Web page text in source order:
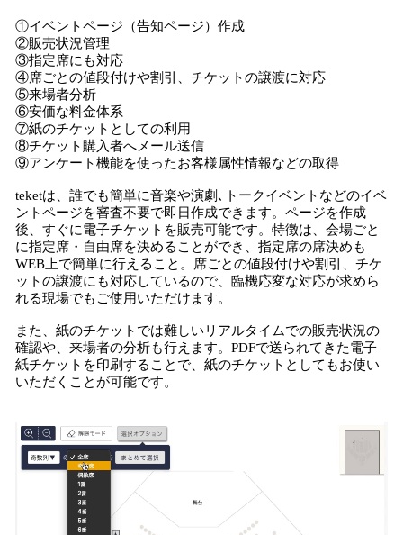
①イベントページ（告知ページ）作成
②販売状況管理
③指定席にも対応
④席ごとの値段付けや割引、チケットの譲渡に対応
⑤来場者分析
⑥安価な料金体系
⑦紙のチケットとしての利用
⑧チケット購入者へメール送信
⑨アンケート機能を使ったお客様属性情報などの取得
teketは、誰でも簡単に音楽や演劇､トークイベントなどのイベ
ントページを審査不要で即日作成できます。ページを作成
後、すぐに電子チケットを販売可能です。特徴は、会場ごと
に指定席・自由席を決めることができ、指定席の席決めも
WEB上で簡単に行えること。席ごとの値段付けや割引、チケ
ットの譲渡にも対応しているので、臨機応変な対応が求めら
れる現場でもご使用いただけます。
また、紙のチケットでは難しいリアルタイムでの販売状況の
確認や、来場者の分析も行えます。PDFで送られてきた電子
紙チケットを印刷することで、紙のチケットとしてもお使い
いただくことが可能です。